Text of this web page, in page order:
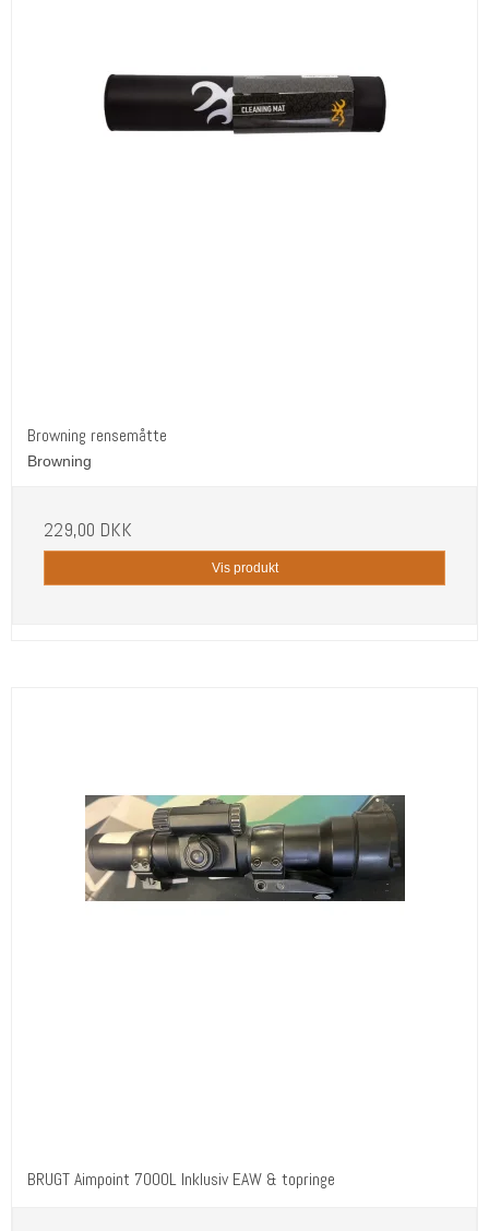
Browning rensemåtte
Browning
229,00 DKK
Vis produkt
BRUGT Aimpoint 7000L Inklusiv EAW & topringe